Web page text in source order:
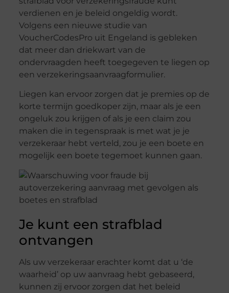
verdienen en je beleid ongeldig wordt.
Volgens een nieuwe studie van
VoucherCodesPro uit Engeland is gebleken
dat meer dan driekwart van de
ondervraagden heeft toegegeven te liegen op
een verzekeringsaanvraagformulier.
Liegen kan ervoor zorgen dat je premies op de
korte termijn goedkoper zijn, maar als je een
ongeluk zou krijgen of als je een claim zou
maken die in tegenspraak is met wat je je
verzekeraar hebt verteld, zou je een boete en
mogelijk een boete tegemoet kunnen gaan.
Je kunt een strafblad
ontvangen
Als uw verzekeraar erachter komt dat u ‘de
waarheid’ op uw aanvraag hebt gebaseerd,
kunnen zij ervoor zorgen dat het beleid